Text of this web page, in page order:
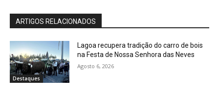
ARTIGOS RELACIONADOS
Destaques
Lagoa recupera tradição do carro de bois
na Festa de Nossa Senhora das Neves
Agosto 6, 2026